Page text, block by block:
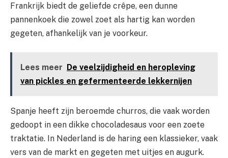
Frankrijk biedt de geliefde crêpe, een dunne
pannenkoek die zowel zoet als hartig kan worden
gegeten, afhankelijk van je voorkeur.
Lees meer
De veelzijdigheid en heropleving
van pickles en gefermenteerde lekkernijen
Spanje heeft zijn beroemde churros, die vaak worden
gedoopt in een dikke chocoladesaus voor een zoete
traktatie. In Nederland is de haring een klassieker, vaak
vers van de markt en gegeten met uitjes en augurk.